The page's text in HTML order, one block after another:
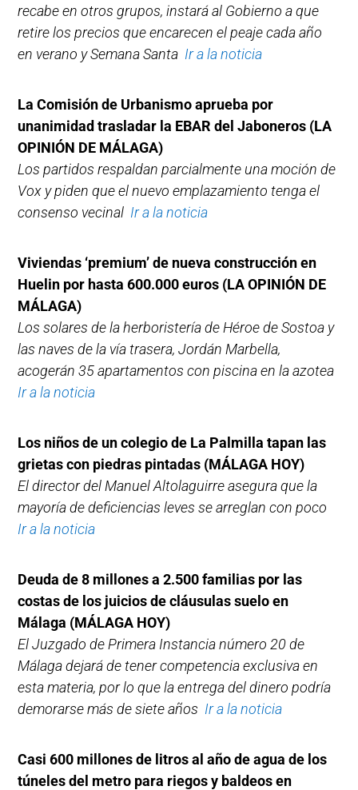
recabe en otros grupos, instará al Gobierno a que
retire los precios que encarecen el peaje cada año
en verano y Semana Santa Ir a la noticia
La Comisión de Urbanismo aprueba por
unanimidad trasladar la EBAR del Jaboneros (LA
OPINIÓN DE MÁLAGA)
Los partidos respaldan parcialmente una moción de
Vox y piden que el nuevo emplazamiento tenga el
consenso vecinal Ir a la noticia
Viviendas ‘premium’ de nueva construcción en
Huelin por hasta 600.000 euros (LA OPINIÓN DE
MÁLAGA)
Los solares de la herboristería de Héroe de Sostoa y
las naves de la vía trasera, Jordán Marbella,
acogerán 35 apartamentos con piscina en la azotea
Ir a la noticia
Los niños de un colegio de La Palmilla tapan las
grietas con piedras pintadas (MÁLAGA HOY)
El director del Manuel Altolaguirre asegura que la
mayoría de deficiencias leves se arreglan con poco
Ir a la noticia
Deuda de 8 millones a 2.500 familias por las
costas de los juicios de cláusulas suelo en
Málaga (MÁLAGA HOY)
El Juzgado de Primera Instancia número 20 de
Málaga dejará de tener competencia exclusiva en
esta materia, por lo que la entrega del dinero podría
demorarse más de siete años Ir a la noticia
Casi 600 millones de litros al año de agua de los
túneles del metro para riegos y baldeos en